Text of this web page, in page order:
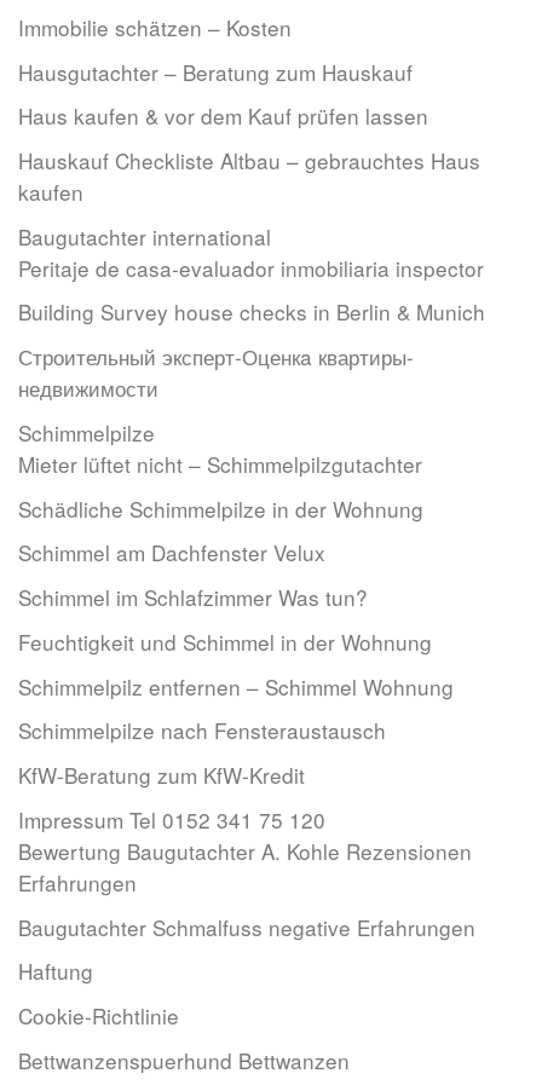
Immobilie schätzen – Kosten
Hausgutachter – Beratung zum Hauskauf
Haus kaufen & vor dem Kauf prüfen lassen
Hauskauf Checkliste Altbau – gebrauchtes Haus
kaufen
Baugutachter international
Peritaje de casa-evaluador inmobiliaria inspector
Building Survey house checks in Berlin & Munich
Строительный эксперт-Оценкa квартиры-
недвижимости
Schimmelpilze
Mieter lüftet nicht – Schimmelpilzgutachter
Schädliche Schimmelpilze in der Wohnung
Schimmel am Dachfenster Velux
Schimmel im Schlafzimmer Was tun?
Feuchtigkeit und Schimmel in der Wohnung
Schimmelpilz entfernen – Schimmel Wohnung
Schimmelpilze nach Fensteraustausch
KfW-Beratung zum KfW-Kredit
Impressum Tel 0152 341 75 120
Bewertung Baugutachter A. Kohle Rezensionen
Erfahrungen
Baugutachter Schmalfuss negative Erfahrungen
Haftung
Cookie-Richtlinie
Bettwanzenspuerhund Bettwanzen